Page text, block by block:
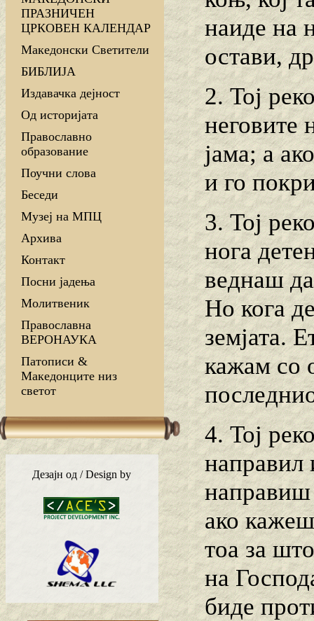
ПРАЗНИЧЕН
ЦРКОВЕН КАЛЕНДАР
Македонски Светители
БИБЛИЈА
Издавачка дејност
Од историјата
Православно
образование
Поучни слова
Беседи
Музеј на МПЦ
Архива
Контакт
Посни јадења
Молитвеник
Православна
ВЕРОНАУКА
Патописи &
Македонците низ
светот
Дезајн од / Design by
наиде на
остави,
2. Тој
неговите
јама; а
и го
3. Тој
нога
веднаш
Но кога
земјата.
кажам со
4. Тој
направил
направиш
ако
тоа за
на
биде